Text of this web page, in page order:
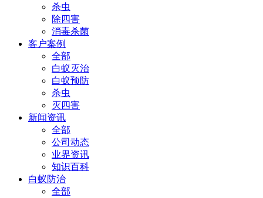
杀虫
除四害
消毒杀菌
客户案例
全部
白蚁灭治
白蚁预防
杀虫
灭四害
新闻资讯
全部
公司动态
业界资讯
知识百科
白蚁防治
全部